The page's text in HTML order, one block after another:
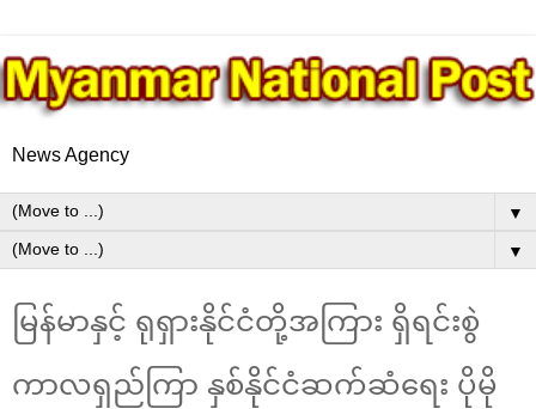
News Agency
▼
▼
မြန်မာနှင့် ရုရှားနိုင်ငံတို့အကြား ရှိရင်းစွဲ
ကာလရှည်ကြာ နှစ်နိုင်ငံဆက်ဆံရေး ပိုမို